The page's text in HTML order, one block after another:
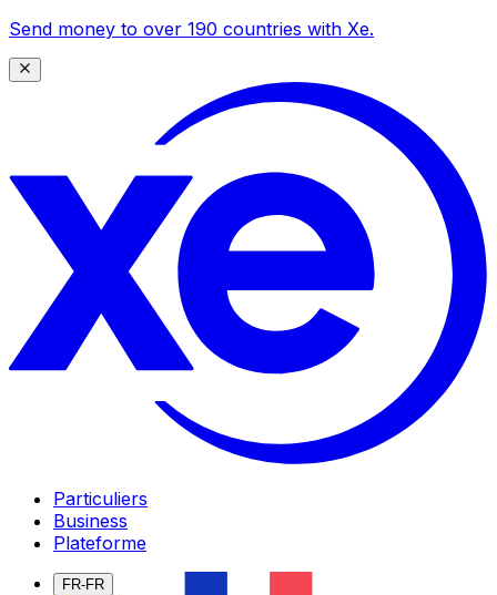
Send money to over 190 countries with Xe.
Particuliers
Business
Plateforme
FR-FR